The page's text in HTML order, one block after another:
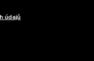
údajů